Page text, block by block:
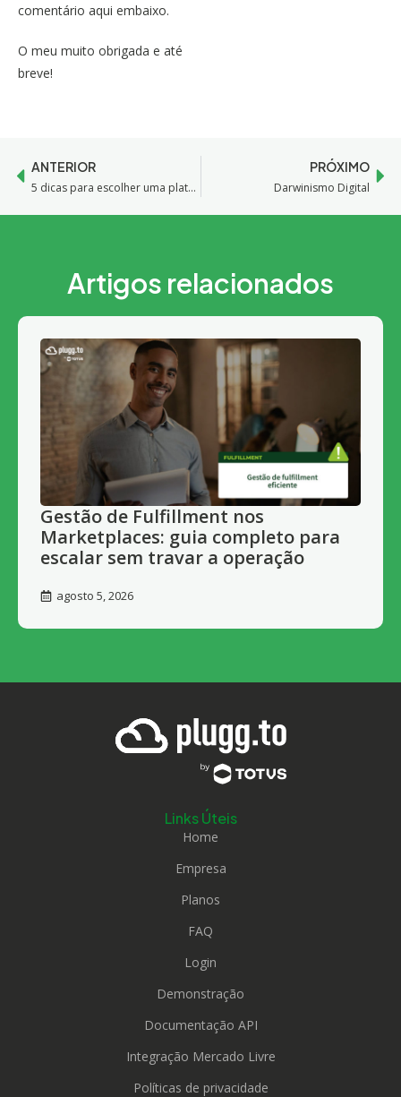
comentário aqui embaixo.
O meu muito obrigada e até
breve!
ANTERIOR
5 dicas para escolher uma plataforma de e-commerce
PRÓXIMO
Darwinismo Digital
Artigos relacionados
Gestão de Fulfillment nos
Marketplaces: guia completo para
escalar sem travar a operação
agosto 5, 2026
Links Úteis
Home
Empresa
Planos
FAQ
Login
Demonstração
Documentação API
Integração Mercado Livre
Políticas de privacidade